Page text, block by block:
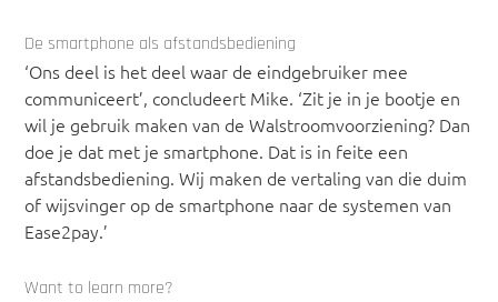
De smartphone als afstandsbediening
‘Ons deel is het deel waar de eindgebruiker mee
communiceert’, concludeert Mike. ‘Zit je in je bootje en
wil je gebruik maken van de Walstroomvoorziening? Dan
doe je dat met je smartphone. Dat is in feite een
afstandsbediening. Wij maken de vertaling van die duim
of wijsvinger op de smartphone naar de systemen van
Ease2pay.’
Want to learn more?